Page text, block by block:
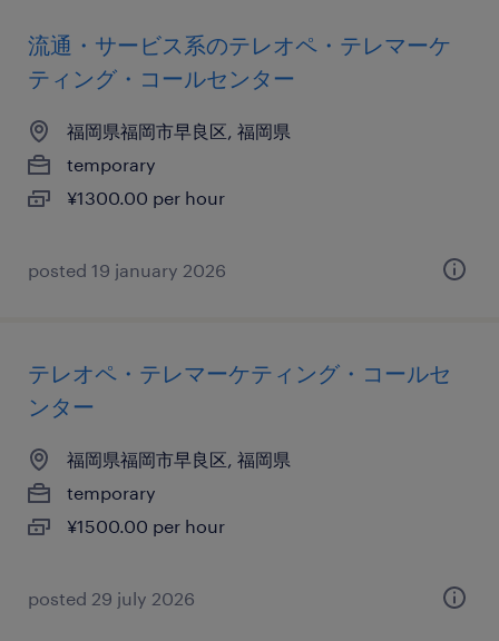
流通・サービス系のテレオペ・テレマーケ
ティング・コールセンター
福岡県福岡市早良区, 福岡県
temporary
¥1300.00 per hour
posted 19 january 2026
テレオペ・テレマーケティング・コールセ
ンター
福岡県福岡市早良区, 福岡県
temporary
¥1500.00 per hour
posted 29 july 2026